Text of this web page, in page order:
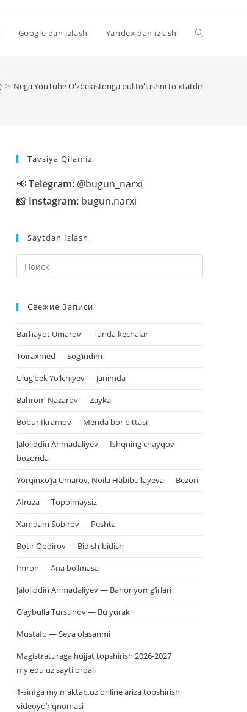
Google dan izlash Yandex dan izlash
> Nega YouTube Oʻzbekistonga pul toʻlashni toʻxtatdi?
Tavsiya Qilamiz
📢Telegram: @bugun_narxi
📸 Instagram: bugun.narxi
Saytdan Izlash
клавишу
Свежие Записи
Barhayot Umarov — Tunda kechalar
Toiraxmed — Sog’indim
Ulug’bek Yo’lchiyev — Janimda
Bahrom Nazarov — Zayka
Bobur Ikramov — Menda bor bittasi
Jaloliddin Ahmadaliyev — Ishqning chayqov
bozorida
Yorqinxo’ja Umarov, Noila Habibullayeva — Bezori
Afruza — Topolmaysiz
Xamdam Sobirov — Peshta
Botir Qodirov — Bidish-bidish
Imron — Ana bo’lmasa
Jaloliddin Ahmadaliyev — Bahor yomg’irlari
G’aybulla Tursunov — Bu yurak
Mustafo — Seva olasanmi
Magistraturaga hujjat topshirish 2026-2027
my.edu.uz sayti orqali
1-sinfga my.maktab.uz online ariza topshirish
videoyo’riqnomasi